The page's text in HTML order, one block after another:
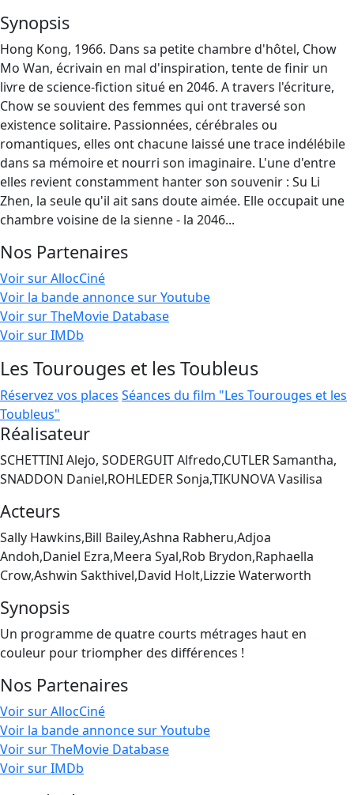
Synopsis
Hong Kong, 1966. Dans sa petite chambre d'hôtel, Chow
Mo Wan, écrivain en mal d'inspiration, tente de finir un
livre de science-fiction situé en 2046. A travers l'écriture,
Chow se souvient des femmes qui ont traversé son
existence solitaire. Passionnées, cérébrales ou
romantiques, elles ont chacune laissé une trace indélébile
dans sa mémoire et nourri son imaginaire. L'une d'entre
elles revient constamment hanter son souvenir : Su Li
Zhen, la seule qu'il ait sans doute aimée. Elle occupait une
chambre voisine de la sienne - la 2046...
Nos Partenaires
Voir sur AllocCiné
Voir la bande annonce sur Youtube
Voir sur TheMovie Database
Voir sur IMDb
Les Tourouges et les Toubleus
Réservez vos places Séances du film "Les Tourouges et les
Toubleus"
Réalisateur
SCHETTINI Alejo, SODERGUIT Alfredo,CUTLER Samantha,
SNADDON Daniel,ROHLEDER Sonja,TIKUNOVA Vasilisa
Acteurs
Sally Hawkins,Bill Bailey,Ashna Rabheru,Adjoa
Andoh,Daniel Ezra,Meera Syal,Rob Brydon,Raphaella
Crow,Ashwin Sakthivel,David Holt,Lizzie Waterworth
Synopsis
Un programme de quatre courts métrages haut en
couleur pour triompher des différences !
Nos Partenaires
Voir sur AllocCiné
Voir la bande annonce sur Youtube
Voir sur TheMovie Database
Voir sur IMDb